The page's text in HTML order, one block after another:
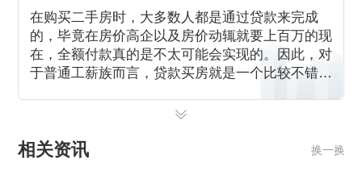
在购买二手房时，大多数人都是通过贷款来完成
的，毕竟在房价高企以及房价动辄就要上百万的现
在，全额付款真的是不太可能会实现的。因此，对
于普通工薪族而言，贷款买房就是一个比较不错的
相关资讯 换一换